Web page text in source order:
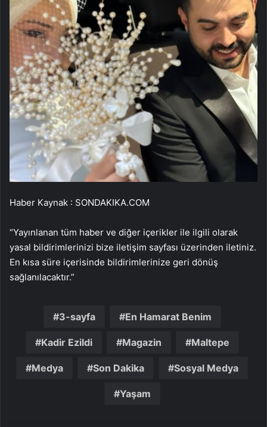
Haber Kaynak : SONDAKIKA.COM
“Yayınlanan tüm haber ve diğer içerikler ile ilgili olarak
yasal bildirimlerinizi bize iletişim sayfası üzerinden iletiniz.
En kısa süre içerisinde bildirimlerinize geri dönüş
sağlanılacaktır.”
3-sayfa En Hamarat Benim
Kadir Ezildi Magazin Maltepe
Medya Son Dakika Sosyal Medya
Yaşam